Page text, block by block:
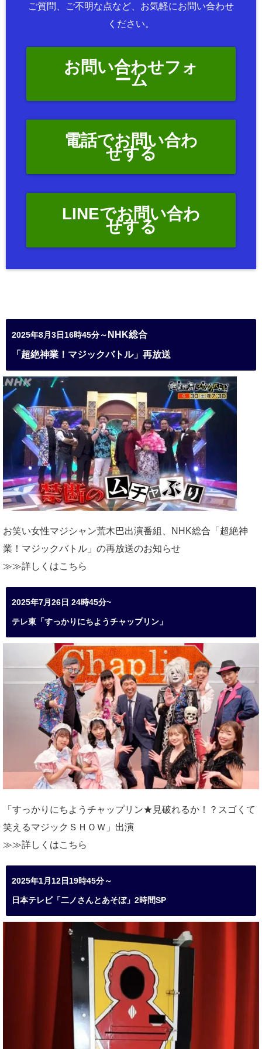
ご質問、ご不明な点など、お気軽にお問い合わせ
ください。
お問い合わせフォ
ーム
電話でお問い合わ
せする
LINEでお問い合わ
せする
2025年8月3日16時45分～ NHK総合
「超絶神業！マジックバトル」再放送
お笑い女性マジシャン荒木巴出演番組、
NHK総合「超絶神
業！マジックバトル」の再放送のお知らせ
≫≫詳しくはこちら
2025年7月26日 24時45分~
テレ東「すっかりにちようチャップリン」
「すっかりにちようチャップリン★見破れるか！？スゴくて
笑えるマジックＳＨＯＷ」出演
≫≫詳しくはこちら
2025年1月12日19時45分～
日本テレビ「二ノさんとあそぼ」2時間SP